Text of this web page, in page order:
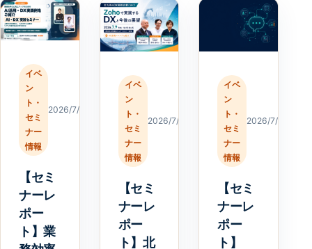
イベ
ン
ト・
セミ
ナー
情報
2026/7/23
【セミ
ナーレ
ポー
ト】業
イベ
ン
ト・
セミ
ナー
情報
2026/7/23
【セミ
ナーレ
ポー
ト】北
イベ
ン
ト・
セミ
ナー
情報
2026/7/20
【セミ
ナーレ
ポー
ト】